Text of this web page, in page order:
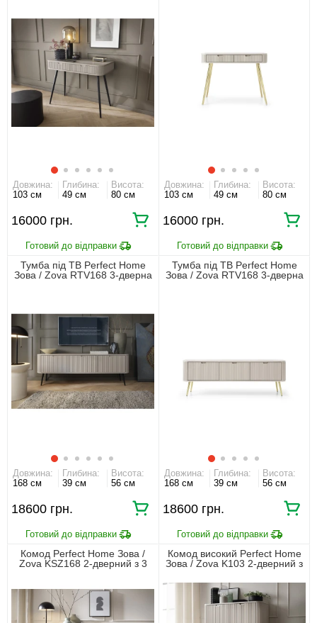
ЗБІРКА МЕБЛІВ
99,9% ЗАДОВОЛЕНИХ КЛІЄНТІВ
Довжина:
103 см
Глибина:
49 см
Висота:
80 см
16000 грн.
Довжина:
103 см
Глибина:
49 см
Висота:
80 см
16000 грн.
Тумба під ТВ Perfect Home
Зова / Zova RTV168 3-дверна
Довжина:
168 см
Глибина:
39 см
Висота:
56 см
18600 грн.
Тумба під ТВ Perfect Home
Зова / Zova RTV168 3-дверна
Довжина:
168 см
Глибина:
39 см
Висота:
56 см
18600 грн.
Комод Perfect Home Зова /
Zova KSZ168 2-дверний з 3
Комод високий Perfect Home
Зова / Zova K103 2-дверний з